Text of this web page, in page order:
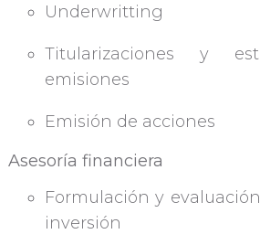
Underwritting
Titularizaciones y
emisiones
Emisión de acciones
Asesoría financiera
Formulación y
inversión